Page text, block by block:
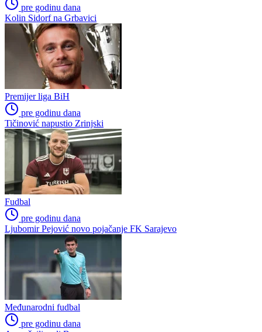
Prva liga Republike Srpske
Prva liga FBiH
Poslednje vesti
Premijer liga BiH
pre godinu dana
Igor Rončević potpisao ugovor sa Željezničarom
Premijer liga BiH
pre godinu dana
Kolin Sidorf na Grbavici